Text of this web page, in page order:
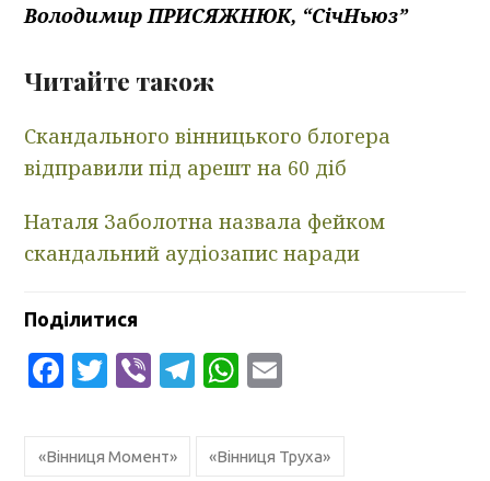
Володимир ПРИСЯЖНЮК, “СічНьюз”
Читайте також
Скандального вінницького блогера
відправили під арешт на 60 діб
Наталя Заболотна назвала фейком
скандальний аудіозапис наради
Поділитися
Facebook
Twitter
ViberTelegram
WhatsApp
«Вінниця Момент» «Вінниця Труха»